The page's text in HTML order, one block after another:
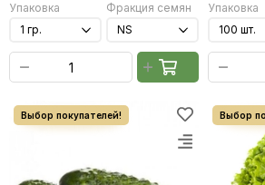
Упаковка
Фракция семян
Упаковка